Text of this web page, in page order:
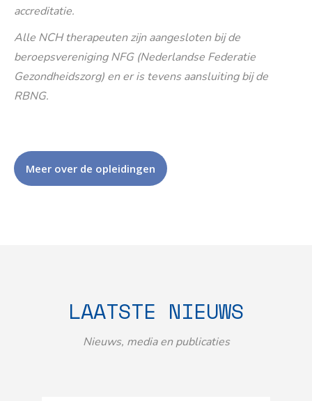
accreditatie.
Alle NCH therapeuten zijn aangesloten bij de
beroepsvereniging NFG (Nederlandse Federatie
Gezondheidszorg) en er is tevens aansluiting bij de
RBNG.
Meer over de opleidingen
LAATSTE NIEUWS
Nieuws, media en publicaties